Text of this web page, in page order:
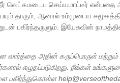
வெட்கமடைய செய்யமாட்டீர் என்பதை
தாரும், ஆனால் உம்முடைய
பகிர்ந்தருளும். இயேசுவின்
வார்த்தை அதின் கருப்பொருள்
எழுதப்படுகிறது. நீங்கள்
பகிர்ந்துகொள்ள